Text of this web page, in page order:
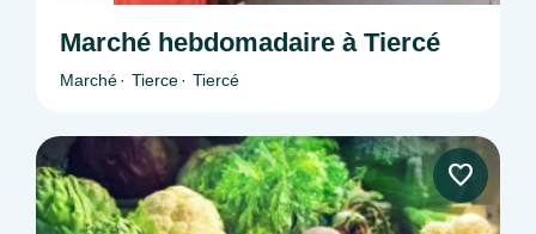
Marché hebdomadaire à Tiercé
Marché Tierce Tiercé